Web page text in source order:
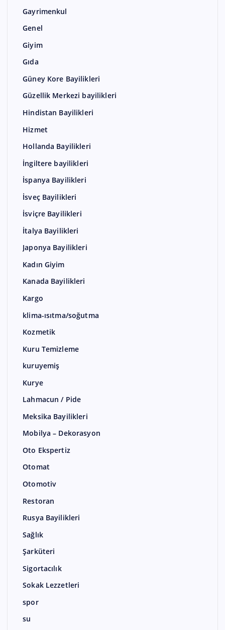
Gayrimenkul
Genel
Giyim
Gıda
Güney Kore Bayilikleri
Güzellik Merkezi bayilikleri
Hindistan Bayilikleri
Hizmet
Hollanda Bayilikleri
İngiltere bayilikleri
İspanya Bayilikleri
İsveç Bayilikleri
İsviçre Bayilikleri
İtalya Bayilikleri
Japonya Bayilikleri
Kadın Giyim
Kanada Bayilikleri
Kargo
klima-ısıtma/soğutma
Kozmetik
Kuru Temizleme
kuruyemiş
Kurye
Lahmacun / Pide
Meksika Bayilikleri
Mobilya – Dekorasyon
Oto Ekspertiz
Otomat
Otomotiv
Restoran
Rusya Bayilikleri
Sağlık
Şarküteri
Sigortacılık
Sokak Lezzetleri
spor
su